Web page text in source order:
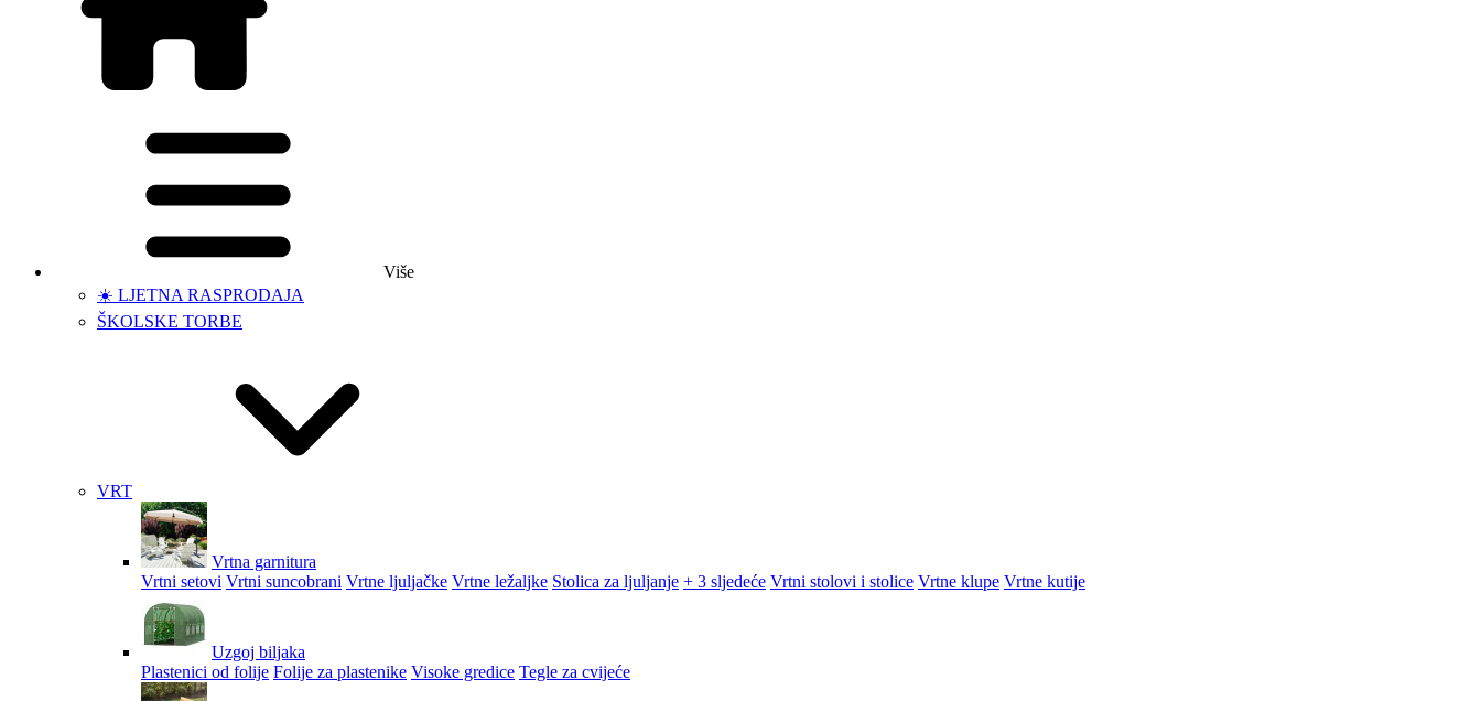
Više
☀️ LJETNA RASPRODAJA
ŠKOLSKE TORBE
VRT
Vrtna garnitura
Vrtni setovi Vrtni suncobrani Vrtne ljuljačke Vrtne ležaljke Stolica za ljuljanje + 3 sljedeće Vrtni stolovi i stolice Vrtne klupe Vrtne kutije
Uzgoj biljaka
Plastenici od folije Folije za plastenike Visoke gredice Tegle za cvijeće